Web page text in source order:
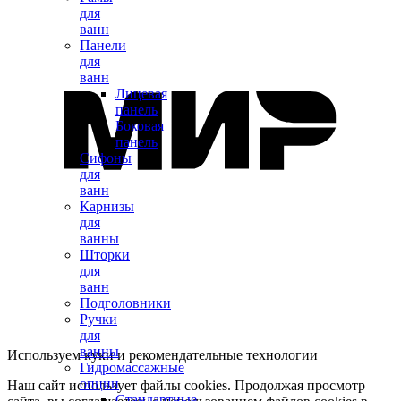
для
ванн
Панели
для
ванн
Лицевая
панель
Боковая
панель
Сифоны
для
ванн
Карнизы
для
ванны
Шторки
для
ванн
Подголовники
Ручки
для
ванны
Гидромассажные
опции
Используем куки и рекомендательные технологии
Наш сайт использует файлы cookies. Продолжая просмотр